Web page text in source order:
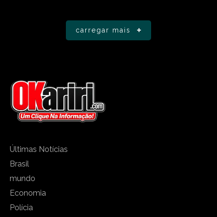
carregar mais
Últimas Notícias
Brasil
mundo
Economia
Polícia